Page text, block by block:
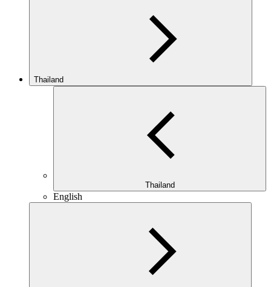
Thailand
Thailand
English